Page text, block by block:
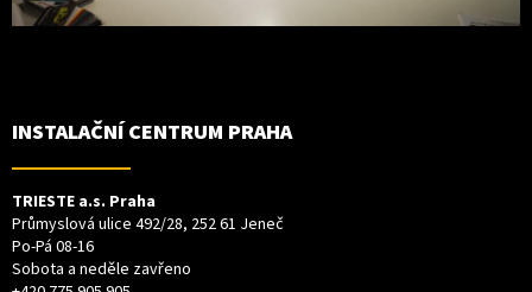
INSTALAČNÍ CENTRUM PRAHA
TRIESTE a.s. Praha
Průmyslová ulice 492/28, 252 61 Jeneč
Po-Pá 08-16
Sobota a neděle zavřeno